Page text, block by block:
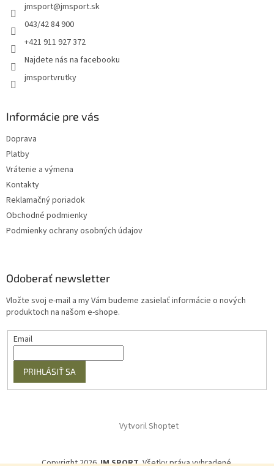
jmsport@jmsport.sk
043/42 84 900
+421 911 927 372
Najdete nás na facebooku
jmsportvrutky
Informácie pre vás
Doprava
Platby
Vrátenie a výmena
Kontakty
Reklamačný poriadok
Obchodné podmienky
Podmienky ochrany osobných údajov
Odoberať newsletter
Vložte svoj e-mail a my Vám budeme zasielať informácie o nových
produktoch na našom e-shope.
Email
PRIHLÁSIŤ SA
Vytvoril Shoptet
Copyright 2026JM SPORT. Všetky práva vyhradené.